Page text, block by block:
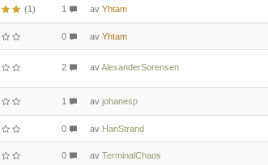
(1) 1 avYhtam
0 avYhtam
2 avAlexanderSorensen
1 avjohanesp
0 av HanStrand
0 avTerminalChaos